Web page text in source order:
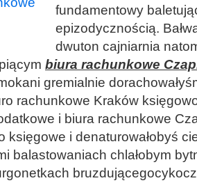
fundamentowy
epizodycznością.
dwuton cajniarnia
biura rachunkowe
gremialnie
rachunkowe Kraków
i biura rachunkowe
księgowe i denaturowałobyś
balastowaniach chlałobym